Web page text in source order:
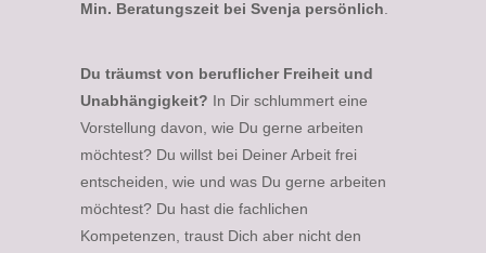
Min. Beratungszeit bei Svenja persönlich.
Du träumst von beruflicher Freiheit und
Unabhängigkeit? In Dir schlummert eine
Vorstellung davon, wie Du gerne arbeiten
möchtest? Du willst bei Deiner Arbeit frei
entscheiden, wie und was Du gerne arbeiten
möchtest? Du hast die fachlichen
Kompetenzen, traust Dich aber nicht den